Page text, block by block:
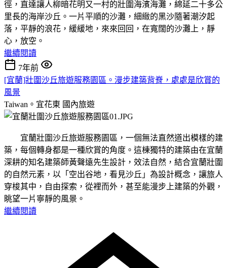
徑，直達讓人柳暗花明又一村的壯圍海濱海灘，綿延二十多公
里長的海岸沙丘。一片平順的沙灘，細緻的黑沙隨著潮汐起
落，平靜的浪花，緩緩地，來來回回，在寬闊的沙灘上，靜
心，放空。
繼續閱讀
7年前
[宜蘭]壯圍沙丘旅遊服務園區。漫步建築背脊，處處是欣賞的
風景
Taiwan。宜花東 國內旅遊
宜蘭壯圍沙丘旅遊服務園區，一個無法直然道出模樣的建
築，每個轉身都是一種欣賞的角度。這棟獨特的建築由在宜蘭
深耕的知名建築師黃聲遠先生設計，效法自然，結合宜蘭壯圍
的自然元素，以「空出谷地，看見沙丘」為設計概念，讓旅人
穿梭其中，自由探索，從裡而外，甚至能漫步上建築的外觀，
眺望一片寧靜的風景。
繼續閱讀